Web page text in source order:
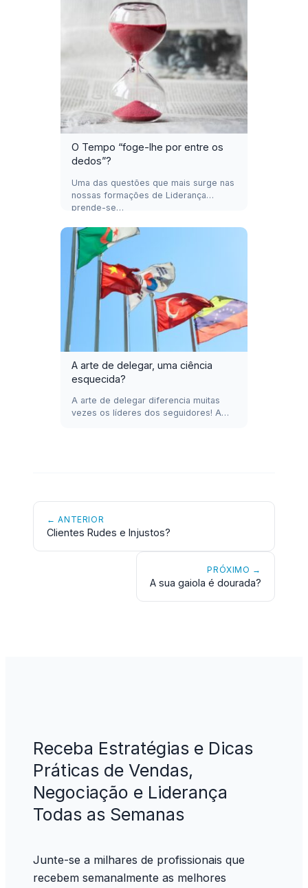
O Tempo “foge-lhe por entre os
dedos”?
Uma das questões que mais surge nas
nossas formações de Liderança
prende-se…
A arte de delegar, uma ciência
esquecida?
A arte de delegar diferencia muitas
vezes os líderes dos seguidores! A…
← ANTERIOR
Clientes Rudes e Injustos?
PRÓXIMO →
A sua gaiola é dourada?
Receba Estratégias e Dicas
Práticas de Vendas,
Negociação e Liderança
Todas as Semanas
Junte-se a milhares de profissionais que
recebem semanalmente as melhores